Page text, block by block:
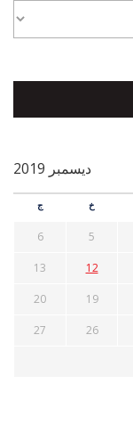
ديسمبر 2019
خ ج
5
6
12
13
19
20
26
27